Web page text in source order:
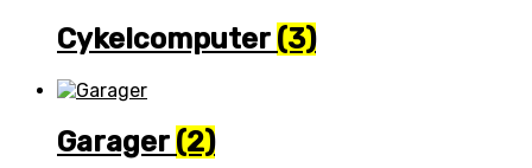
Cykelcomputer (3)
Garager (2)